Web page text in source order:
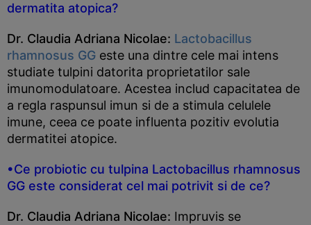
dermatita atopica?
Dr. Claudia Adriana Nicolae: Lactobacillus
rhamnosus GG este una dintre cele mai intens
studiate tulpini datorita proprietatilor sale
imunomodulatoare. Acestea includ capacitatea de
a regla raspunsul imun si de a stimula celulele
imune, ceea ce poate influenta pozitiv evolutia
dermatitei atopice.
•Ce probiotic cu tulpina Lactobacillus rhamnosus
GG este considerat cel mai potrivit si de ce?
Dr. Claudia Adriana Nicolae: Impruvis se